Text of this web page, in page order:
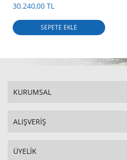
30.240,00 TL
SEPETE EKLE
KURUMSAL
ALIŞVERİŞ
ÜYELİK